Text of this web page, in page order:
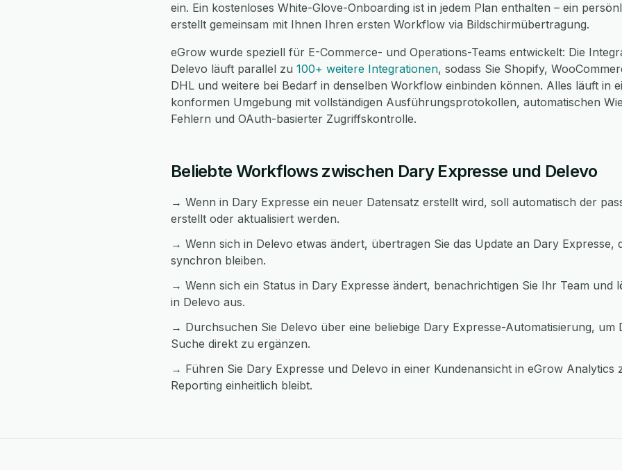
ein. Ein kostenloses White-Glove-Onboarding ist in jedem Plan enthalten – ein
erstellt gemeinsam mit Ihnen Ihren ersten Workflow via Bildschirmübertragung.
eGrow wurde speziell für E-Commerce- und Operations-Teams entwickelt: Die
Delevo läuft parallel zu 100+ weitere Integrationen, sodass Sie Shopify,
DHL und weitere bei Bedarf in denselben Workflow einbinden können. Alles läuft in
konformen Umgebung mit vollständigen Ausführungsprotokollen, automatischen
Fehlern und OAuth-basierter Zugriffskontrolle.
Beliebte Workflows zwischen Dary Expresse und Delevo
→ Wenn in Dary Expresse ein neuer Datensatz erstellt wird, soll automatisch der
erstellt oder aktualisiert werden.
→ Wenn sich in Delevo etwas ändert, übertragen Sie das Update an Dary Expresse,
synchron bleiben.
→ Wenn sich ein Status in Dary Expresse ändert, benachrichtigen Sie Ihr Team und
in Delevo aus.
→ Durchsuchen Sie Delevo über eine beliebige Dary Expresse-Automatisierung, um
Suche direkt zu ergänzen.
→ Führen Sie Dary Expresse und Delevo in einer Kundenansicht in eGrow Analytics
Reporting einheitlich bleibt.